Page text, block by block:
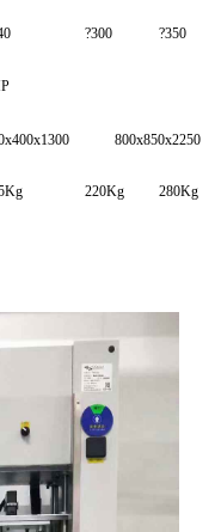
?300 ?350
800x850x2250
220Kg 280Kg